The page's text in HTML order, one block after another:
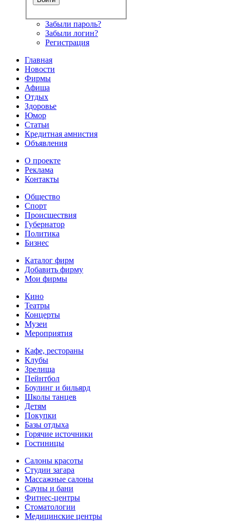
Забыли пароль?
Забыли логин?
Регистрация
Главная
Новости
Фирмы
Афиша
Отдых
Здоровье
Юмор
Статьи
Кредитная амнистия
Объявления
О проекте
Реклама
Контакты
Общество
Спорт
Происшествия
Губернатор
Политика
Бизнес
Каталог фирм
Добавить фирму
Мои фирмы
Кино
Театры
Концерты
Музеи
Мероприятия
Кафе, рестораны
Клубы
Зрелища
Пейнтбол
Боулинг и бильярд
Школы танцев
Детям
Покупки
Базы отдыха
Горячие источники
Гостиницы
Салоны красоты
Студии загара
Массажные салоны
Сауны и бани
Фитнес-центры
Стоматологии
Медицинские центры